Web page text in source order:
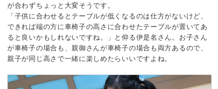
が合わずちょっと大変そうです。
「子供に合わせるとテーブルが低くなるのは仕方がないけど、
できれば端の方に車椅子の高さに合わせたテーブルが置いてあ
ると良いかもしれないですね。」と仰る伊是名さん。お子さん
が車椅子の場合も、親御さんが車椅子の場合も両方あるので、
親子が同じ高さで一緒に楽しめたらいいですよね。